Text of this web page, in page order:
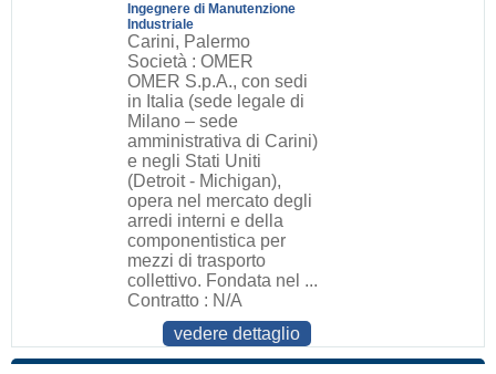
Ingegnere di Manutenzione
Industriale
Carini, Palermo
Società : OMER
OMER S.p.A., con sedi
in Italia (sede legale di
Milano – sede
amministrativa di Carini)
e negli Stati Uniti
(Detroit - Michigan),
opera nel mercato degli
arredi interni e della
componentistica per
mezzi di trasporto
collettivo. Fondata nel ...
Contratto : N/A
vedere dettaglio